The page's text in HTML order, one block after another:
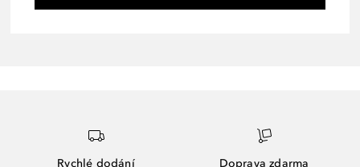
Rychlé dodání
Doprava zdarma